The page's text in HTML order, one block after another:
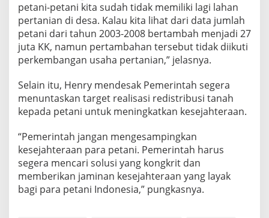
T
a
n
g
a
n
a
k
y
a
petani-petani kita sudah tidak memiliki lagi lahan
pertanian di desa. Kalau kita lihat dari data jumlah
petani dari tahun 2003-2008 bertambah menjadi 27
juta KK, namun pertambahan tersebut tidak diikuti
perkembangan usaha pertanian,” jelasnya.
Selain itu, Henry mendesak Pemerintah segera
menuntaskan target realisasi redistribusi tanah
kepada petani untuk meningkatkan kesejahteraan.
“Pemerintah jangan mengesampingkan
kesejahteraan para petani. Pemerintah harus
segera mencari solusi yang kongkrit dan
memberikan jaminan kesejahteraan yang layak
bagi para petani Indonesia,” pungkasnya.